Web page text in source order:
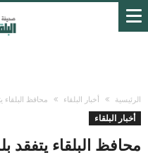
الرئيسية أخبار البلقاء محافظ البلقاء
أخبار البلقاء
محافظ البلقاء يتفقد